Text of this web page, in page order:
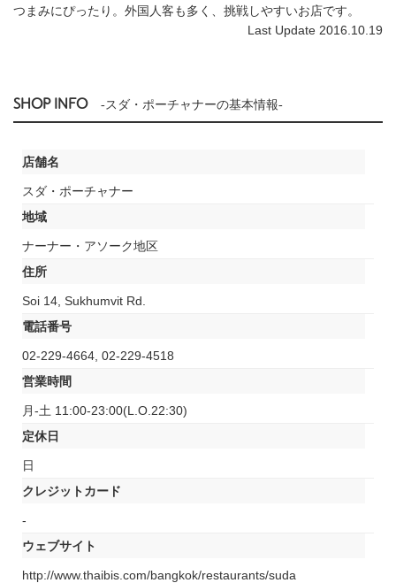
つまみにぴったり。外国人客も多く、挑戦しやすいお店です。
Last Update 2016.10.19
SHOP INFO -スダ・ポーチャナーの基本情報-
店舗名
スダ・ポーチャナー
地域
ナーナー・アソーク地区
住所
Soi 14, Sukhumvit Rd.
電話番号
02-229-4664, 02-229-4518
営業時間
月-土 11:00-23:00(L.O.22:30)
定休日
日
クレジットカード
-
ウェブサイト
http://www.thaibis.com/bangkok/restaurants/suda